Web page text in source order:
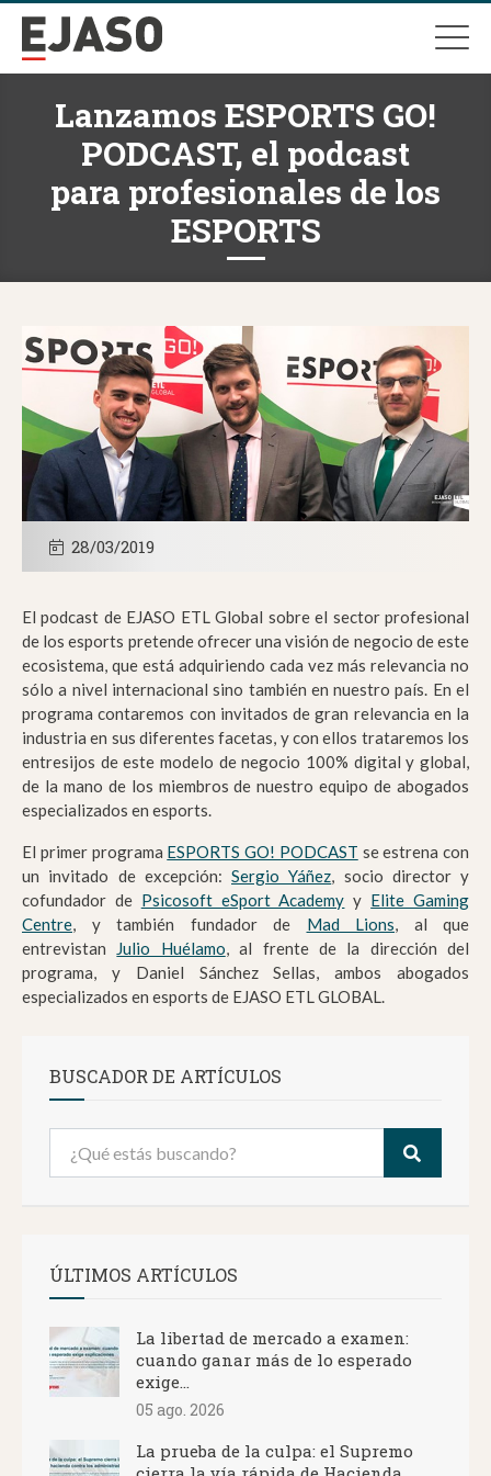
Lanzamos ESPORTS GO!
PODCAST, el podcast
para profesionales de los
ESPORTS
28/03/2019
El podcast de EJASO ETL Global sobre el sector profesional
de los esports pretende ofrecer una visión de negocio de este
ecosistema, que está adquiriendo cada vez más relevancia no
sólo a nivel internacional sino también en nuestro país. En el
programa contaremos con invitados de gran relevancia en la
industria en sus diferentes facetas, y con ellos trataremos los
entresijos de este modelo de negocio 100% digital y global,
de la mano de los miembros de nuestro equipo de abogados
especializados en esports.
El primer programa ESPORTS GO! PODCAST se estrena con
un invitado de excepción: Sergio Yáñez, socio director y
cofundador de Psicosoft eSport Academy y Elite Gaming
Centre, y también fundador de Mad Lions, al que
entrevistan Julio Huélamo, al frente de la dirección del
programa, y Daniel Sánchez Sellas, ambos abogados
especializados en esports de EJASO ETL GLOBAL.
BUSCADOR DE ARTÍCULOS
ÚLTIMOS ARTÍCULOS
La libertad de mercado a examen:
cuando ganar más de lo esperado
exige...
05 ago. 2026
La prueba de la culpa: el Supremo